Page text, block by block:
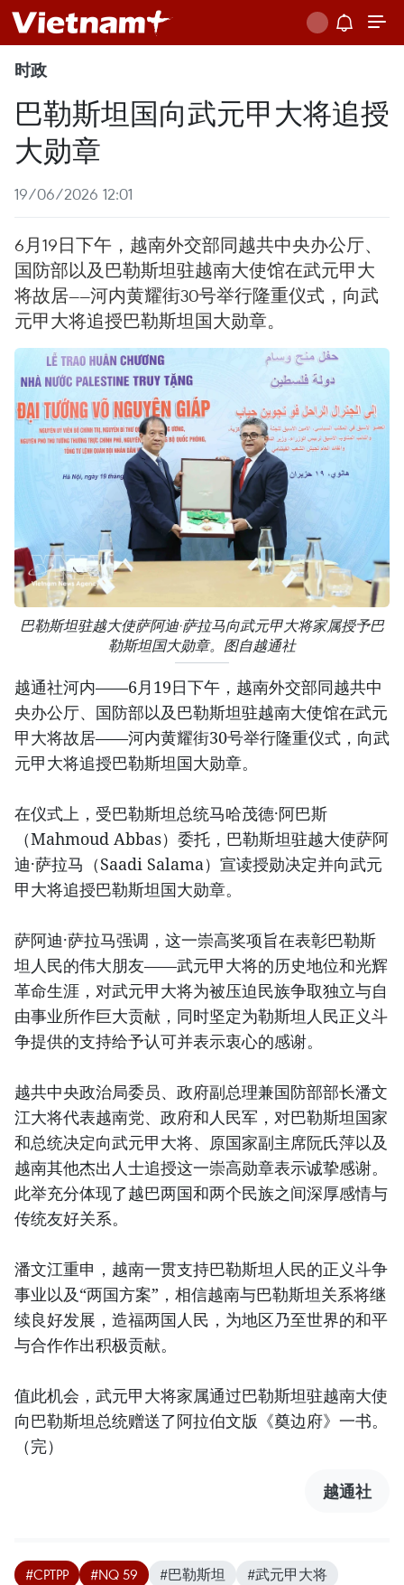
时政
巴勒斯坦国向武元甲大将追授
大勋章
19/06/2026 12:01
6月19日下午，越南外交部同越共中央办公厅、
国防部以及巴勒斯坦驻越南大使馆在武元甲大
将故居——河内黄耀街30号举行隆重仪式，向武
元甲大将追授巴勒斯坦国大勋章。
巴勒斯坦驻越大使萨阿迪·萨拉马向武元甲大将家属授予巴
勒斯坦国大勋章。图自越通社
越通社河内——6月19日下午，越南外交部同越共中
央办公厅、国防部以及巴勒斯坦驻越南大使馆在武元
甲大将故居——河内黄耀街30号举行隆重仪式，向武
元甲大将追授巴勒斯坦国大勋章。
在仪式上，受巴勒斯坦总统马哈茂德·阿巴斯
（Mahmoud Abbas）委托，巴勒斯坦驻越大使萨阿
迪·萨拉马（Saadi Salama）宣读授勋决定并向武元
甲大将追授巴勒斯坦国大勋章。
萨阿迪·萨拉马强调，这一崇高奖项旨在表彰巴勒斯
坦人民的伟大朋友——武元甲大将的历史地位和光辉
革命生涯，对武元甲大将为被压迫民族争取独立与自
由事业所作巨大贡献，同时坚定为勒斯坦人民正义斗
争提供的支持给予认可并表示衷心的感谢。
越共中央政治局委员、政府副总理兼国防部部长潘文
江大将代表越南党、政府和人民军，对巴勒斯坦国家
和总统决定向武元甲大将、原国家副主席阮氏萍以及
越南其他杰出人士追授这一崇高勋章表示诚挚感谢。
此举充分体现了越巴两国和两个民族之间深厚感情与
传统友好关系。
潘文江重申，越南一贯支持巴勒斯坦人民的正义斗争
事业以及“两国方案”，相信越南与巴勒斯坦关系将继
续良好发展，造福两国人民，为地区乃至世界的和平
与合作作出积极贡献。
值此机会，武元甲大将家属通过巴勒斯坦驻越南大使
向巴勒斯坦总统赠送了阿拉伯文版《奠边府》一书。
（完）
越通社
#CPTPP #NQ 59 #巴勒斯坦
#武元甲大将